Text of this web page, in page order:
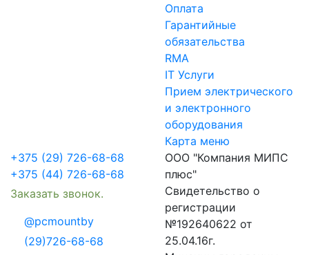
Оплата
Гарантийные
обязательства
RMA
IT Услуги
Прием электрического
и электронного
оборудования
Карта меню
+375 (29) 726-68-68
+375 (44) 726-68-68
Заказать звонок.
@pcmountby
(29)726-68-68
ООО "Компания МИПС
плюс"
Свидетельство о
регистрации
№192640622 от
25.04.16г.